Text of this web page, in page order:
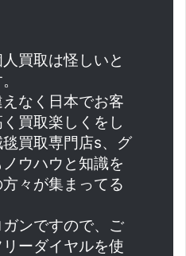
買取は怪しいと
なく日本でお客
買取楽しくをし
買取専門店s、グ
ウハウと知識を
々が集まってる
ンですので、ご
ーダイヤルを使